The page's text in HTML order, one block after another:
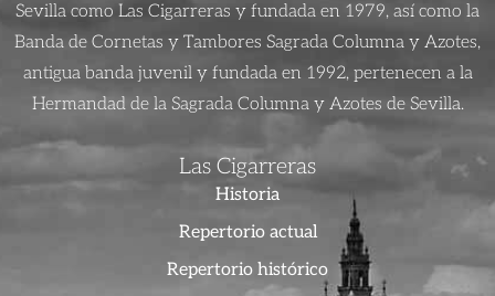
Sevilla como Las Cigarreras y fundada en 1979, así como la
Banda de Cornetas y Tambores Sagrada Columna y Azotes,
antigua banda juvenil y fundada en 1992, pertenecen a la
Hermandad de la Sagrada Columna y Azotes de Sevilla.
Las Cigarreras
Historia
Repertorio actual
Repertorio histórico